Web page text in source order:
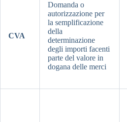
CVA
Domanda o
autorizzazione per
la semplificazione
della
determinazione
degli importi facenti
parte del valore in
dogana delle merci